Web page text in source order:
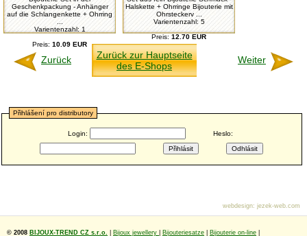
Geschenkpackung - Anhänger
auf die Schlangenkette + Ohrring
Varientenzahl: 1
Preis: 10.09 EUR
Halskette + Ohrringe Bijouterie mit
Ohrsteckerv ...
Varientenzahl: 5
Preis: 12.70 EUR
Zurück
Zurück zur Hauptseite
des E-Shops
Weiter
Přihlášení pro distributory
Login: Heslo:
© 2008 BIJOUX-TREND CZ s.r.o. Bijoux jewellery Bijouteriesatze Bijouterie on-line
webdesign: jezek-web.com